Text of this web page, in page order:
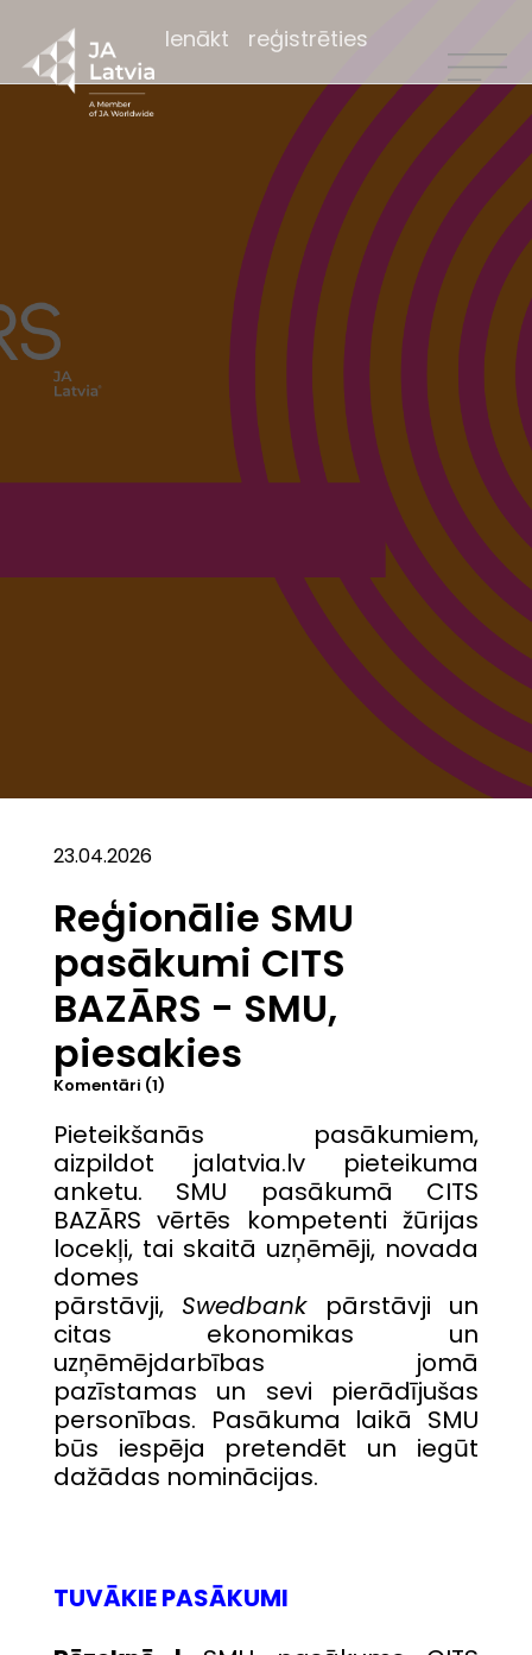
Ienākt reģistrēties
23.04.2026
Reģionālie SMU
pasākumi CITS
BAZĀRS - SMU,
piesakies
Komentāri (1)
Pieteikšanās pasākumiem,
aizpildot jalatvia.lv pieteikuma
anketu. SMU pasākumā CITS
BAZĀRS vērtēs kompetenti žūrijas
locekļi, tai skaitā uzņēmēji, novada
domes
pārstāvji, Swedbankpārstāvji un
citas ekonomikas un
uzņēmējdarbības jomā
pazīstamas un sevi pierādījušas
personības. Pasākuma laikā SMU
būs iespēja pretendēt un iegūt
dažādas nominācijas.
TUVĀKIE PASĀKUMI